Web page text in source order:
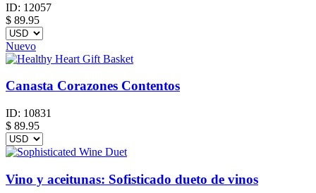
ID: 12057
$ 89.95
Nuevo
Canasta Corazones Contentos
ID: 10831
$ 89.95
Vino y aceitunas: Sofisticado dueto de vinos